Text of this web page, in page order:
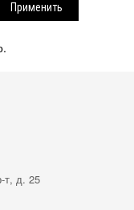
Применить
т, д. 25